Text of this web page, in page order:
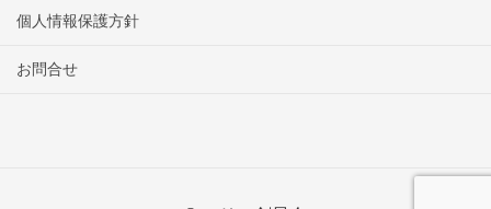
個人情報保護方針
お問合せ